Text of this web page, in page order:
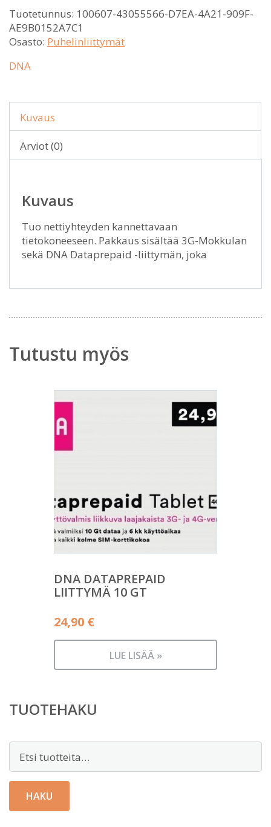
Tuotetunnus: 100607-43055566-D7EA-4A21-909F-
AE9B0152A7C1
Osasto: Puhelinliittymät
DNA
Kuvaus
Arviot (0)
Kuvaus
Tuo nettiyhteyden kannettavaan
tietokoneeseen. Pakkaus sisältää 3G-Mokkulan
sekä DNA Dataprepaid -liittymän, joka
Tutustu myös
DNA DATAPREPAID
LIITTYMÄ 10 GT
24,90 €
LUE LISÄÄ »
TUOTEHAKU
HAKU